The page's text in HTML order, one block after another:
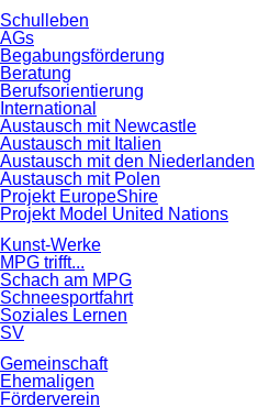
Schulleben
AGs
Begabungsförderung
Beratung
Berufsorientierung
International
Austausch mit Newcastle
Austausch mit Italien
Austausch mit den Niederlanden
Austausch mit Polen
Projekt EuropeShire
Projekt Model United Nations
Kunst-Werke
MPG trifft...
Schach am MPG
Schneesportfahrt
Soziales Lernen
SV
Gemeinschaft
Ehemaligen
Förderverein